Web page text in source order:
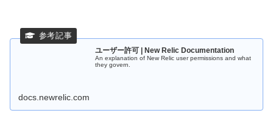
ユーザー許可 | New Relic Documentation
An explanation of New Relic user permissions and what
they govern.
docs.newrelic.com